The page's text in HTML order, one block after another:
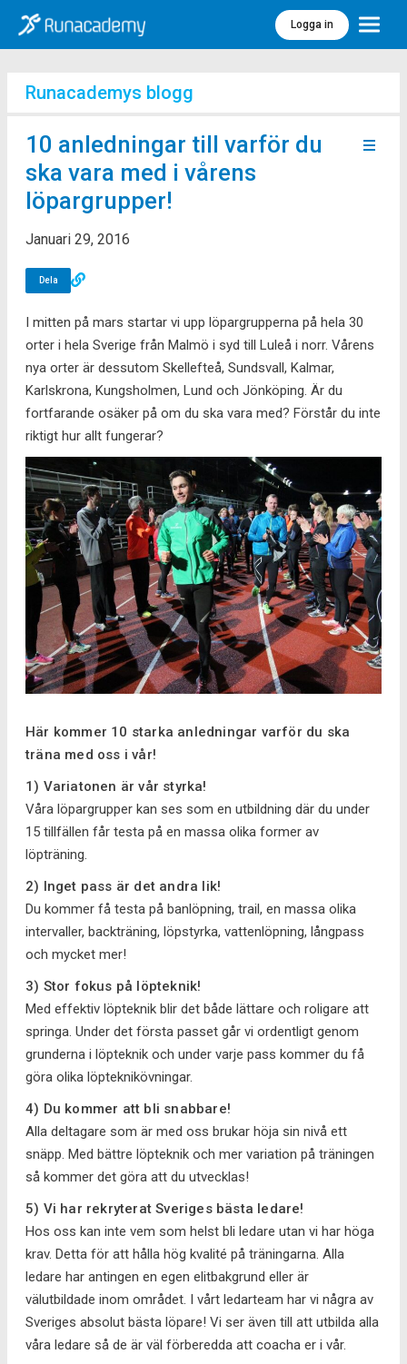
Logga in Meny
Runacademys blogg
10 anledningar till varför du
ska vara med i vårens
löpargrupper!
Januari 29, 2016
Dela
I mitten på mars startar vi upp löpargrupperna på hela 30
orter i hela Sverige från Malmö i syd till Luleå i norr. Vårens
nya orter är dessutom Skellefteå, Sundsvall, Kalmar,
Karlskrona, Kungsholmen, Lund och Jönköping. Är du
fortfarande osäker på om du ska vara med? Förstår du inte
riktigt hur allt fungerar?
Här kommer 10 starka anledningar varför du ska
träna med oss i vår!
1) Variatonen är vår styrka!
Våra löpargrupper kan ses som en utbildning där du under
15 tillfällen får testa på en massa olika former av
löpträning.
2) Inget pass är det andra lik!
Du kommer få testa på banlöpning, trail, en massa olika
intervaller, backträning, löpstyrka, vattenlöpning, långpass
och mycket mer!
3) Stor fokus på löpteknik!
Med effektiv löpteknik blir det både lättare och roligare att
springa. Under det första passet går vi ordentligt genom
grunderna i löpteknik och under varje pass kommer du få
göra olika löpteknikövningar.
4) Du kommer att bli snabbare!
Alla deltagare som är med oss brukar höja sin nivå ett
snäpp. Med bättre löpteknik och mer variation på träningen
så kommer det göra att du utvecklas!
5) Vi har rekryterat Sveriges bästa ledare!
Hos oss kan inte vem som helst bli ledare utan vi har höga
krav. Detta för att hålla hög kvalité på träningarna. Alla
ledare har antingen en egen elitbakgrund eller är
välutbildade inom området. I vårt ledarteam har vi några av
Sveriges absolut bästa löpare! Vi ser även till att utbilda alla
våra ledare så de är väl förberedda att coacha er i vår.